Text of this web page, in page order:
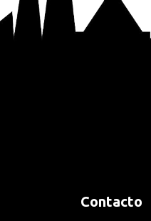
Contacto